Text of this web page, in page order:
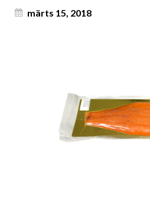
märts 15, 2018